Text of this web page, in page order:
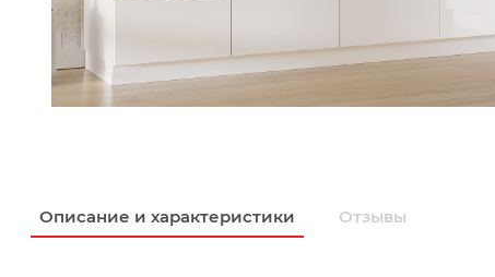
Описание и характеристики Отзывы